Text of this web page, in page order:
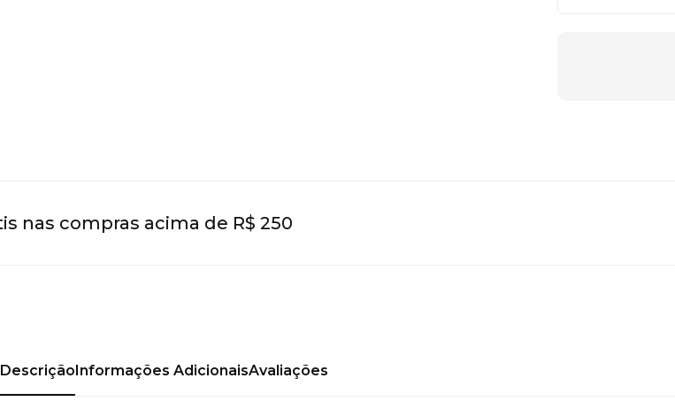
compras acima de R$ 250
DescriçãoInformações AdicionaisAvaliações